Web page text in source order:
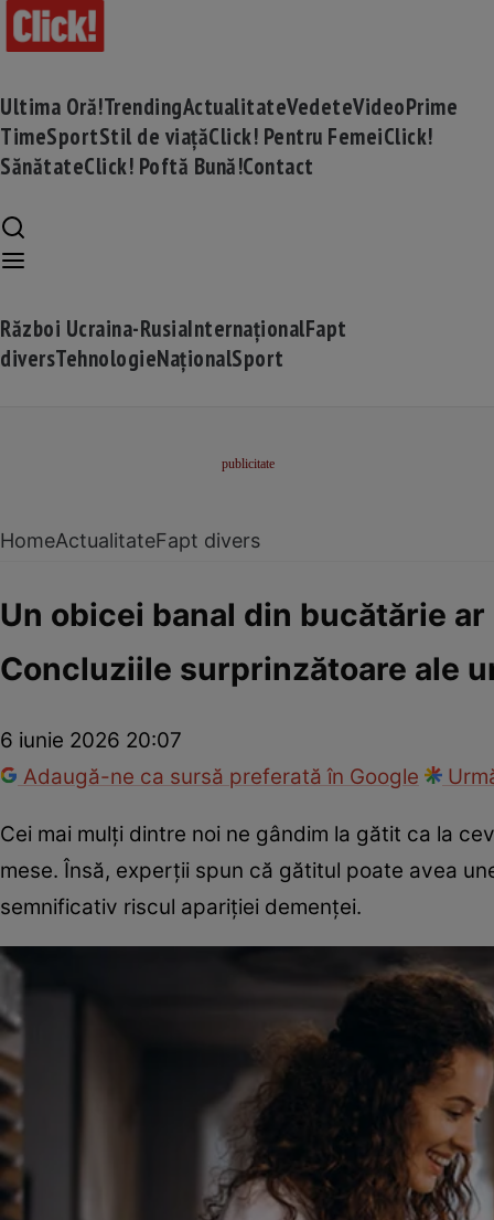
Ultima Oră!TrendingActualitateVedeteVideoPrime
TimeSportStil de viațăClick! Pentru FemeiClick!
SănătateClick! Poftă Bună!Contact
Război Ucraina-RusiaInternaționalFapt
diversTehnologieNaționalSport
HomeActualitateFapt divers
Un obicei banal din bucătărie
Concluziile surprinzătoare ale
6 iunie 2026 20:07
Adaugă-ne ca sursă preferată în Google
Cei mai mulți dintre noi ne gândim la gătit ca la
mese. Însă, experții spun că gătitul poate avea
semnificativ riscul apariției demenței.